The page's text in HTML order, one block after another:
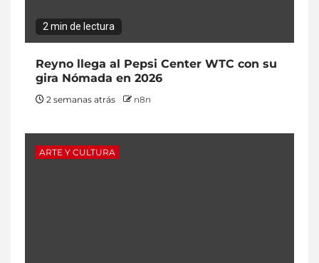
2 min de lectura
Reyno llega al Pepsi Center WTC con su
gira Nómada en 2026
2 semanas atrás n8n
ARTE Y CULTURA